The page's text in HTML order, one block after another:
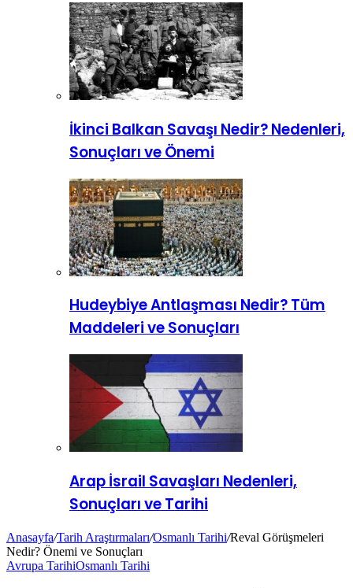
İkinci Balkan Savaşı Nedir? Nedenleri,
Sonuçları ve Önemi
Hudeybiye Antlaşması Nedir? Tüm
Maddeleri ve Sonuçları
Arap İsrail Savaşları Nedenleri,
Sonuçları ve Tarihi
Anasayfa/Tarih Araştırmaları/Osmanlı Tarihi/Reval Görüşmeleri
Nedir? Önemi ve Sonuçları
Avrupa TarihiOsmanlı Tarihi